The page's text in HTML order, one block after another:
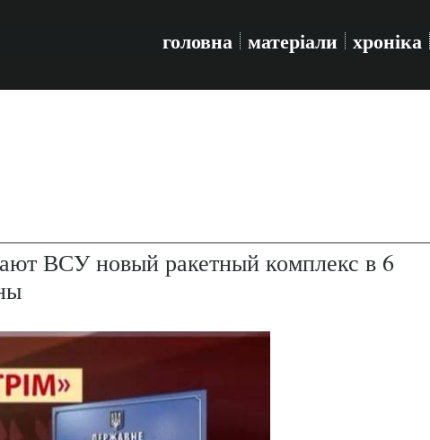
головна матеріали хроніка
ВСУ новый ракетный комплекс в 6